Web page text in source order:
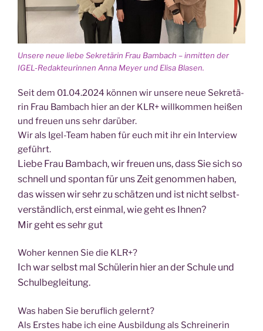
Unse­re neue lie­be Sekre­tä­rin Frau Bam­bach – inmit­ten der
IGEL-Redak­teu­rin­nen Anna Mey­er und Eli­sa Blasen.
Seit dem 01.04.2024 kön­nen wir unse­re neue Sekre­tä­
rin Frau Bam­bach hier an der KLR+ will­kom­men hei­ßen
und freu­en uns sehr darüber.
Wir als Igel-Team haben für euch mit ihr ein Inter­view
geführt.
Lie­be Frau Bam­bach, wir freu­en uns, dass Sie sich so
schnell und spon­tan für uns Zeit genom­men haben,
das wis­sen wir sehr zu schät­zen und ist nicht selbst­
ver­ständ­lich, erst ein­mal, wie geht es Ihnen?
Mir geht es sehr gut
Woher ken­nen Sie die KLR+?
Ich war selbst mal Schü­le­rin hier an der Schu­le und
Schulbegleitung.
Was haben Sie beruf­lich gelernt?
Als Ers­tes habe ich eine Aus­bil­dung als Schrei­ne­rin